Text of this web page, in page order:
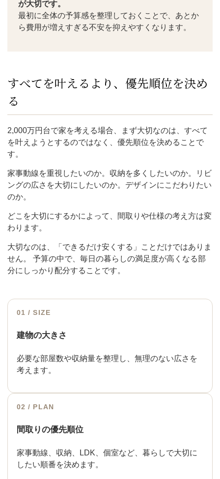
が大切です。
最初に全体の予算感を整理しておくことで、あとか
ら費用が増えすぎる不安を抑えやすくなります。
すべてを叶えるより、優先順位を決め
る
2,000万円台で家を考える場合、まず大切なのは、すべて
を叶えようとするのではなく、優先順位を決めることで
す。
家事動線を重視したいのか。収納を多くしたいのか。リビ
ングの広さを大切にしたいのか。デザインにこだわりたい
のか。
どこを大切にするかによって、間取りや仕様の考え方は変
わります。
大切なのは、「できるだけ安くする」ことだけではありま
せん。 予算の中で、毎日の暮らしの満足度が高くなる部
分にしっかり配分することです。
01 / SIZE
建物の大きさ
必要な部屋数や収納量を整理し、無理のない広さを
考えます。
02 / PLAN
間取りの優先順位
家事動線、収納、LDK、個室など、暮らしで大切に
したい順番を決めます。